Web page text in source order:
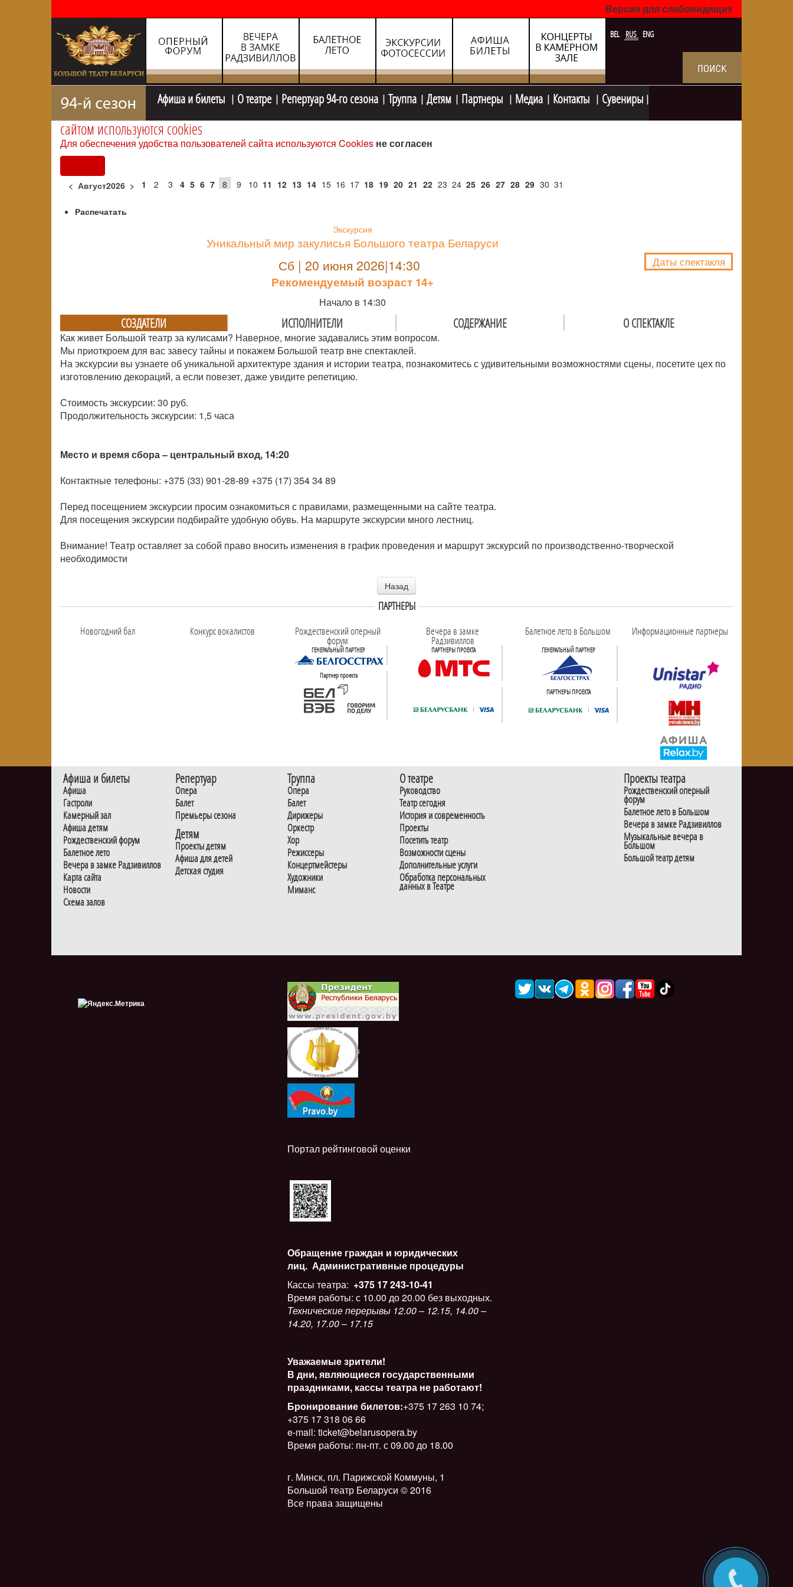
Версия для слабовидящих
BEL RUS ENG
Афиша и билеты О театре Репертуар 94-го сезона Труппа Детям Партнеры Медиа Контакты Сувениры
сайтом используются cookies
Для обеспечения удобства пользователей сайта используются Cookies не согласен
< Август2026 > 1 2 3 4 5 6 7 8 9 10 11 12 13 14 15 16 17 18 19 20 21 22 23 24 25 26 27 28 29 30 31
Распечатать
Экскурсия
Уникальный мир закулисья Большого театра Беларуси
Сб | 20 июня 2026|14:30
Рекомендуемый возраст 14+
Начало в 14:30
Даты спектакля
СОЗДАТЕЛИ ИСПОЛНИТЕЛИ СОДЕРЖАНИЕ О СПЕКТАКЛЕ
Как живет Большой театр за кулисами? Наверное, многие задавались этим вопросом.
Мы приоткроем для вас завесу тайны и покажем Большой театр вне спектаклей.
На экскурсии вы узнаете об уникальной архитектуре здания и истории театра, познакомитесь с удивительными возможностями сцены, посетите цех по
изготовлению декораций, а если повезет, даже увидите репетицию.
Стоимость экскурсии: 30 руб.
Продолжительность экскурсии: 1,5 часа
Место и время сбора – центральный вход, 14:20
Контактные телефоны: +375 (33) 901-28-89 +375 (17) 354 34 89
Перед посещением экскурсии просим ознакомиться с правилами, размещенными на сайте театра.
Для посещения экскурсии подбирайте удобную обувь. На маршруте экскурсии много лестниц.
Внимание! Театр оставляет за собой право вносить изменения в график проведения и маршрут экскурсий по производственно-творческой
необходимости
Назад
ПАРТНЕРЫ
Новогодний бал
Конкурс вокалистов Рождественский оперный
форум
ГЕНЕРАЛЬНЫЙ ПАРТНЕР
Партнер проекта
Вечера в замке
Радзивиллов
ПАРТНЕРЫ ПРОЕКТА
Балетное лето в Большом
ГЕНЕРАЛЬНЫЙ ПАРТНЕР
ПАРТНЕРЫ ПРОЕКТА
Информационные партнеры
Афиша и билеты
Афиша
Гастроли
Камерный зал
Афиша детям
Рождественский форум
Балетное лето
Вечера в замке Радзивиллов
Карта сайта
Новости
Схема залов
Репертуар
Опера
Балет
Премьеры сезона
Детям
Проекты детям
Афиша для детей
Детская студия
Труппа
Опера
Балет
Дирижеры
Оркестр
Хор
Режиссеры
Концертмейстеры
Художники
Миманс
О театре
Руководство
Театр сегодня
История и современность
Проекты
Посетить театр
Возможности сцены
Дополнительные услуги
Обработка персональных
данных в Театре
Проекты театра
Рождественский оперный
форум
Балетное лето в Большом
Вечера в замке Радзивиллов
Музыкальные вечера в
Большом
Большой театр детям
i
Портал рейтинговой оценки
Обращение граждан и юридических
лиц. Административные процедуры
Кассы театра: +375 17 243-10-41
Время работы: с 10.00 до 20.00 без выходных.
Технические перерывы 12.00 – 12.15, 14.00 –
14.20, 17.00 – 17.15
Уважаемые зрители!
В дни, являющиеся государственными
праздниками, кассы театра не работают!
Бронирование билетов:+375 17 263 10 74;
+375 17 318 06 66
e-mail: ticket@belarusopera.by
Время работы: пн-пт. с 09.00 до 18.00
г. Минск, пл. Парижской Коммуны, 1
Большой театр Беларуси © 2016
Все права защищены